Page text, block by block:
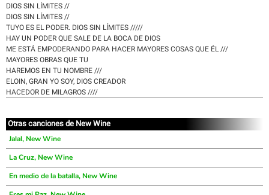
DIOS SIN LÍMITES //
DIOS SIN LÍMITES //
TUYO ES EL PODER. DIOS SIN LÍMITES /////
HAY UN PODER QUE SALE DE LA BOCA DE DIOS
ME ESTÁ EMPODERANDO PARA HACER MAYORES COSAS QUE ÉL ///
MAYORES OBRAS QUE TU
HAREMOS EN TU NOMBRE ///
ELOIN, GRAN YO SOY, DIOS CREADOR
HACEDOR DE MILAGROS ////
Otras canciones de New Wine
Jalal, New Wine
La Cruz, New Wine
En medio de la batalla, New Wine